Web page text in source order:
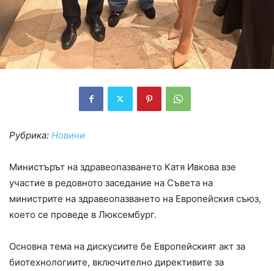
Рубрика: Новини
Министърът на здравеопазването Катя Ивкова взе
участие в редовното заседание на Съвета на
министрите на здравеопазването на Европейския съюз,
което се проведе в Люксембург.
Основна тема на дискусиите бе Европейският акт за
биотехнологиите, включително директивите за